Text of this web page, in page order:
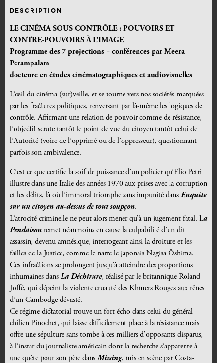
DESCRIPTION
LE CINÉMA SOUS CONTRÔLE : POUVOIRS ET
CONTRE-POUVOIRS À L’IMAGE
Programme des 7 projections + conférences par Meera
Perampalam
docteure en études cinématographiques et audiovisuelles
L’œil du cinéma (sur)veille, et se tourne vers nos sociétés marquées
par les fractures politiques, renversant par là-même les logiques de
contrôle. Affirmant une relation de pouvoir comme de résistance,
l’objectif scrute tantôt le point de vue du citoyen tantôt celui de
l’Autorité (voire de l’opprimé ou de l’oppresseur), questionnant
parfois son ambivalence.
C’est ce que certifie la soif de puissance d’un policier qu’Elio Petri
illustre dans une Italie des années 1970 aux prises avec la corruption
et les délits, là où l’immoral triomphe sans impunité dans Enquête
sur un citoyen au-dessus de tout soupçon.
L’atrocité criminelle ne peut alors mener qu’à un jugement fatal. La
Pendaison remet néanmoins en cause la culpabilité d’un dit,
assassin, devenu amnésique, interrogeant ainsi la droiture et les
failles de la Justice, comme le narre le japonais Nagisa Ôshima.
Ces infractions se prolongent jusqu’à atteindre des proportions
inhumaines dans La Déchirure, réalisé par le britannique Roland
Joffé, qui dépeint la violente cruauté des Khmers Rouges aux rênes
d’un Cambodge dévasté.
Ce régime dictatorial trouve un fort écho dans celui du général
chilien Pinochet, qui laisse difficilement place à la résistance mais
offre une sépulture sans tombe à ces milliers d’opposants disparus,
à l’instar du journaliste américain dont la recherche s’apparente à
une quête pour son père dansMissing, mis en scène par Costa-